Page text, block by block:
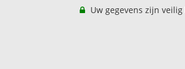
Uw gegevens zijn